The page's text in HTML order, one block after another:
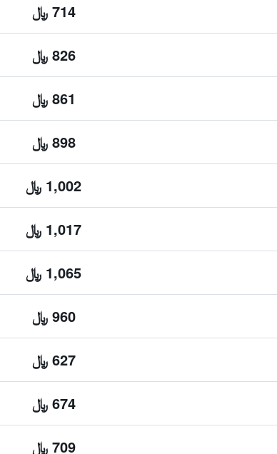
714 ﷼
826 ﷼
861 ﷼
898 ﷼
1,002 ﷼
1,017 ﷼
1,065 ﷼
960 ﷼
627 ﷼
674 ﷼
709 ﷼